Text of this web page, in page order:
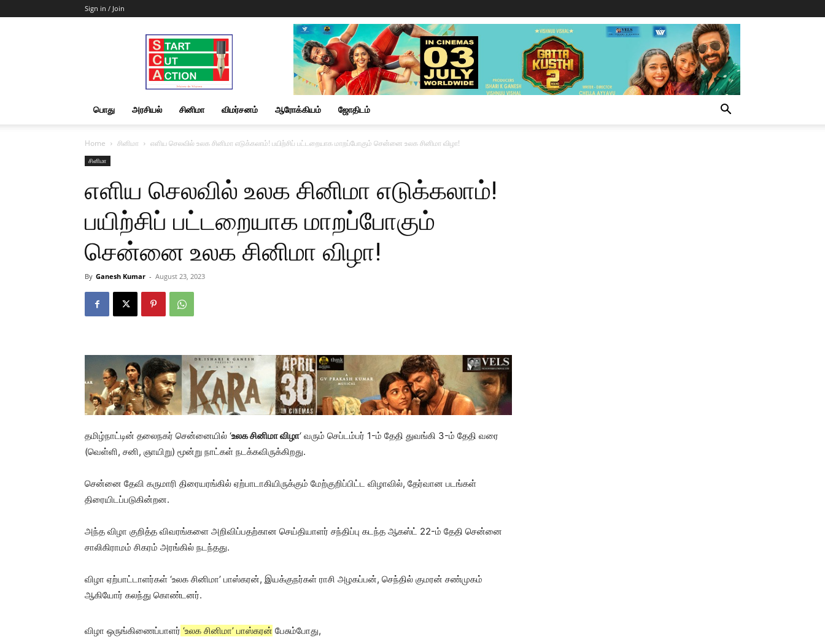
Sign in / Join
Start
Cut
Action
|
News
&
பொது அரசியல் சினிமா விமர்சனம் ஆரோக்கியம் ஜோதிடம்
Home சினிமா எளிய செலவில் உலக சினிமா எடுக்கலாம்! பயிற்சிப் பட்டறையாக மாறப்போகும் சென்னை உலக சினிமா விழா!
சினிமா
எளிய செலவில் உலக சினிமா எடுக்கலாம்!
பயிற்சிப் பட்டறையாக மாறப்போகும்
சென்னை உலக சினிமா விழா!
By Ganesh Kumar - August 23, 2023
தமிழ்நாட்டின் தலைநகர் சென்னையில் ‘உலக சினிமா விழா‘ வரும் செப்டம்பர் 1-ம் தேதி துவங்கி 3-ம் தேதி வரை
(வெள்ளி, சனி, ஞாயிறு) மூன்று நாட்கள் நடக்கவிருக்கிறது.
சென்னை தேவி கருமாரி திரையரங்கில் ஏற்பாடாகியிருக்கும் மேற்குறிப்பிட்ட விழாவில், தேர்வான படங்கள்
திரையிடப்படுகின்றன.
அந்த விழா குறித்த விவரங்களை அறிவிப்பதற்கான செய்தியாளர் சந்திப்பு கடந்த ஆகஸ்ட் 22-ம் தேதி சென்னை
சாலிகிராமம் சிகரம் அரங்கில் நடந்தது.
விழா ஏற்பாட்டாளர்கள் ‘உலக சினிமா’ பாஸ்கரன், இயக்குநர்கள் ராசி அழகப்பன், செந்தில் குமரன் சண்முகம்
ஆகியோர் கலந்து கொண்டனர்.
விழா ஒருங்கிணைப்பாளர் ‘உலக சினிமா’ பாஸ்கரன் பேசும்போது,